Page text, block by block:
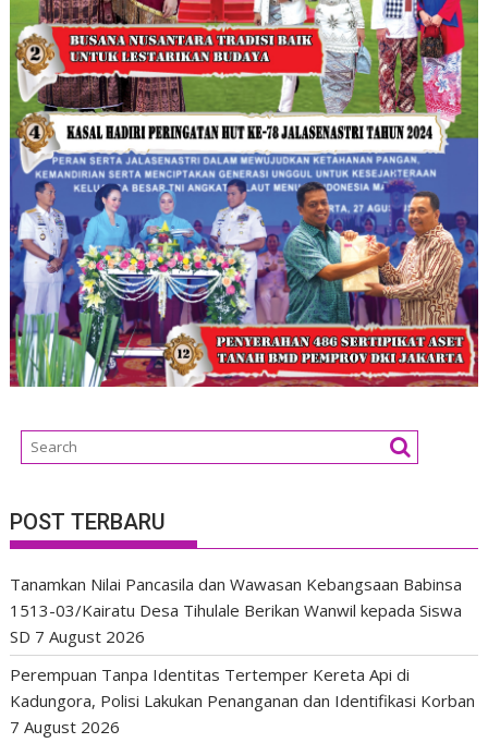
POST TERBARU
Tanamkan Nilai Pancasila dan Wawasan Kebangsaan Babinsa
1513-03/Kairatu Desa Tihulale Berikan Wanwil kepada Siswa
SD 7 August 2026
Perempuan Tanpa Identitas Tertemper Kereta Api di
Kadungora, Polisi Lakukan Penanganan dan Identifikasi Korban
7 August 2026